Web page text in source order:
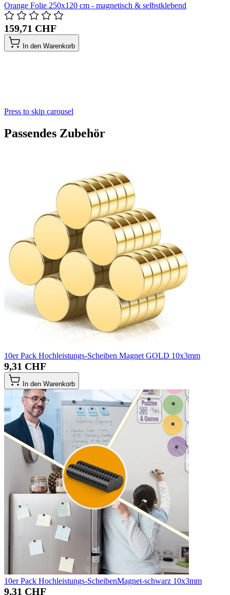
Orange Folie 250x120 cm - magnetisch & selbstklebend
159,71 CHF
In den Warenkorb
Press to skip carousel
Passendes Zubehör
10er Pack Hochleistungs-Scheiben Magnet GOLD 10x3mm
9,31 CHF
In den Warenkorb
10er Pack Hochleistungs-ScheibenMagnet-schwarz 10x3mm
9,31 CHF